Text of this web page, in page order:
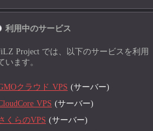
利用中のサービス
Project では、以下のサービスを利用
います。
クラウド VPS (サーバー)
VPS (サーバー)
くらのVPS (サーバー)